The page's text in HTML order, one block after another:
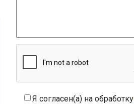
Я согласен(а) на обработку